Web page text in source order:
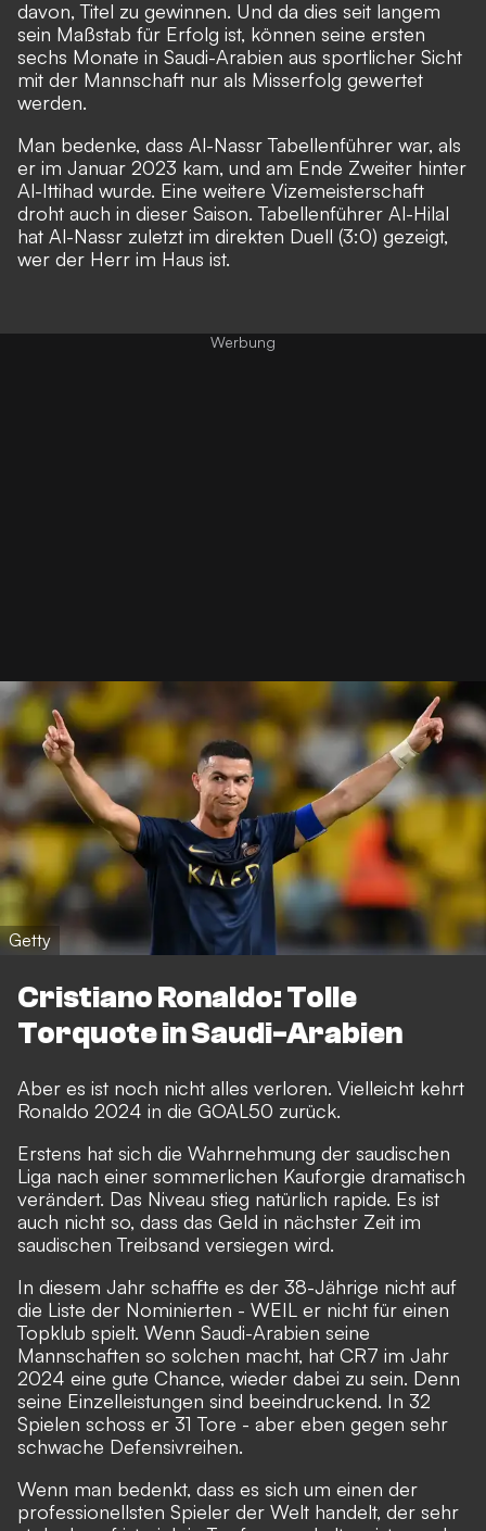
davon, Titel zu gewinnen. Und da dies seit langem
sein Maßstab für Erfolg ist, können seine ersten
sechs Monate in Saudi-Arabien aus sportlicher Sicht
mit der Mannschaft nur als Misserfolg gewertet
werden.
Man bedenke, dass Al-Nassr Tabellenführer war, als
er im Januar 2023 kam, und am Ende Zweiter hinter
Al-Ittihad wurde. Eine weitere Vizemeisterschaft
droht auch in dieser Saison. Tabellenführer Al-Hilal
hat Al-Nassr zuletzt im direkten Duell (3:0) gezeigt,
wer der Herr im Haus ist.
Getty
Cristiano Ronaldo: Tolle
Torquote in Saudi-Arabien
Aber es ist noch nicht alles verloren. Vielleicht kehrt
Ronaldo 2024 in die GOAL50 zurück.
Erstens hat sich die Wahrnehmung der saudischen
Liga nach einer sommerlichen Kauforgie dramatisch
verändert. Das Niveau stieg natürlich rapide. Es ist
auch nicht so, dass das Geld in nächster Zeit im
saudischen Treibsand versiegen wird.
In diesem Jahr schaffte es der 38-Jährige nicht auf
die Liste der Nominierten - WEIL er nicht für einen
Topklub spielt. Wenn Saudi-Arabien seine
Mannschaften so solchen macht, hat CR7 im Jahr
2024 eine gute Chance, wieder dabei zu sein. Denn
seine Einzelleistungen sind beeindruckend. In 32
Spielen schoss er 31 Tore - aber eben gegen sehr
schwache Defensivreihen.
Wenn man bedenkt, dass es sich um einen der
professionellsten Spieler der Welt handelt, der sehr